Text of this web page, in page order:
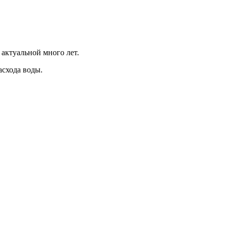
много лет.
воды.